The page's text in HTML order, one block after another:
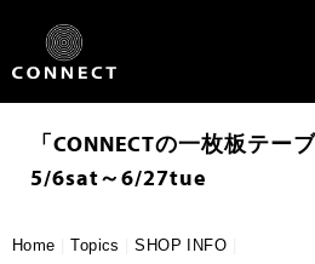
content
「CONNECTの一枚板テー
5/6sat～6/27tue
Home |Topics |SHOP INFO